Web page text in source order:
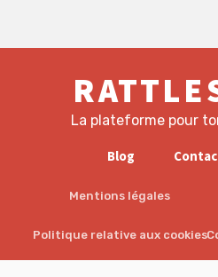
La plateforme pour
Blog
Mentions légales
Politique relative aux cookies